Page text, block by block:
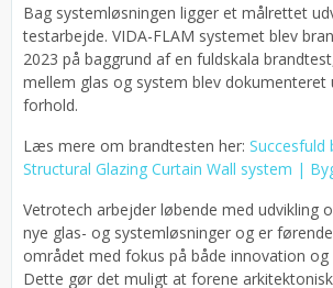
Bag systemløsningen ligger et målrettet
testarbejde. VIDA-FLAM systemet blev
2023 på baggrund af en fuldskala
mellem glas og system blev dokumenteret
forhold.
Læs mere om brandtesten her: Succesfuld
Structural Glazing Curtain Wall system |
Vetrotech arbejder løbende med udvikling
nye glas- og systemløsninger og er
området med fokus på både innovation
Dette gør det muligt at forene